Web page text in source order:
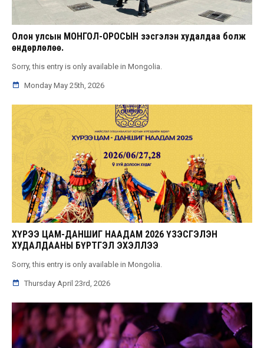
Олон улсын МОНГОЛ-ОРОСЫН үзэсгэлэн худалдаа болж
өндөрлөлөө.
Sorry, this entry is only available in Mongolia.
Monday May 25th, 2026
ХҮРЭЭ ЦАМ-ДАНШИГ НААДАМ 2026 ҮЗЭСГЭЛЭН
ХУДАЛДААНЫ БҮРТГЭЛ ЭХЭЛЛЭЭ
Sorry, this entry is only available in Mongolia.
Thursday April 23rd, 2026